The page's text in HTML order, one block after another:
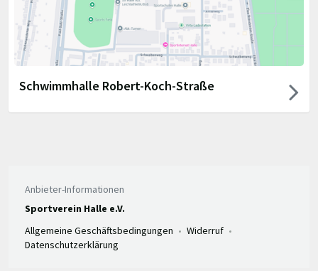
Schwimmhalle Robert-Koch-Straße
Anbieter-Informationen
Sportverein Halle e.V.
Allgemeine Geschäftsbedingungen
Widerruf
Datenschutzerklärung